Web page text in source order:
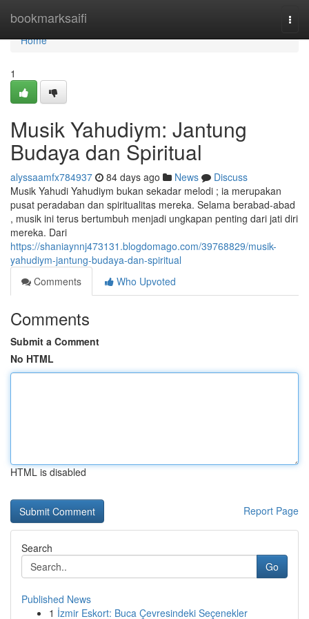
bookmarksaifi
Home
Home
1
Musik Yahudiym: Jantung
Budaya dan Spiritual
alyssaamfx784937 84 days ago News
Discuss
Musik Yahudi Yahudiym bukan sekadar melodi ; ia merupakan
pusat peradaban dan spiritualitas mereka. Selama berabad-abad
, musik ini terus bertumbuh menjadi ungkapan penting dari jati diri
mereka. Dari
https://shaniaynnj473131.blogdomago.com/39768829/musik-
yahudiym-jantung-budaya-dan-spiritual
Comments
Who Upvoted
Comments
Submit a Comment
No HTML
HTML is disabled
Report Page
Search
Go
Published News
1 İzmir Eskort: Buca Çevresindeki Seçenekler